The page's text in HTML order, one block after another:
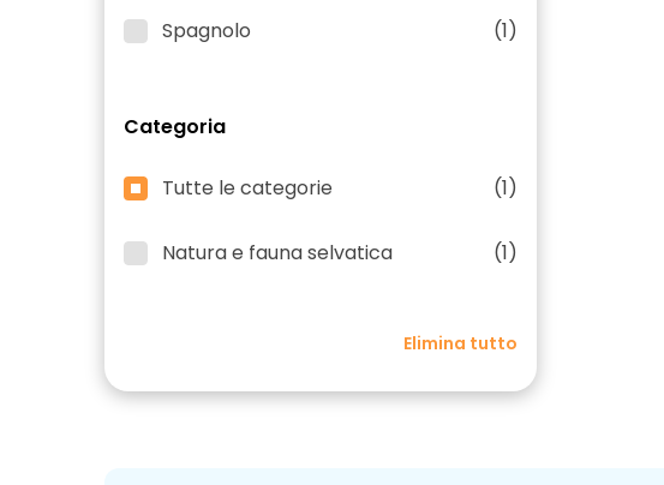
Spagnolo (1)
Categoria
Tutte le categorie (1)
Natura e fauna selvatica (1)
Elimina tutto